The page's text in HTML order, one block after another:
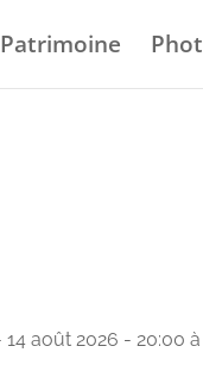
Patrimoine
août 2026 - 20:00 à